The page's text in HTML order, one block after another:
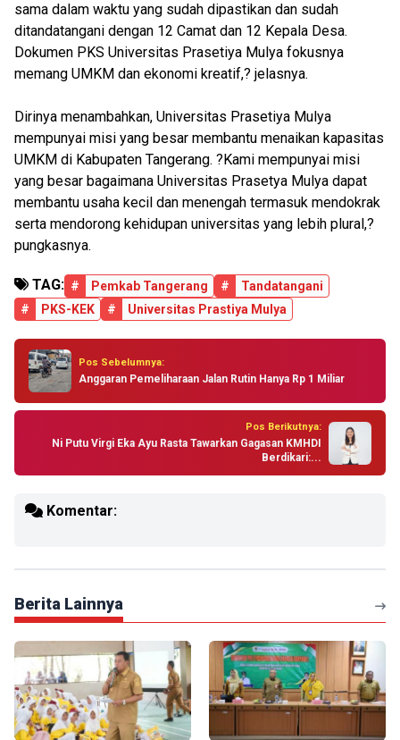
sama dalam waktu yang sudah dipastikan dan sudah
ditandatangani dengan 12 Camat dan 12 Kepala Desa.
Dokumen PKS Universitas Prasetiya Mulya fokusnya
memang UMKM dan ekonomi kreatif,? jelasnya.
Dirinya menambahkan, Universitas Prasetiya Mulya
mempunyai misi yang besar membantu menaikan kapasitas
UMKM di Kabupaten Tangerang. ?Kami mempunyai misi
yang besar bagaimana Universitas Prasetya Mulya dapat
membantu usaha kecil dan menengah termasuk mendokrak
serta mendorong kehidupan universitas yang lebih plural,?
pungkasnya.
TAG: # Pemkab Tangerang #
Tandatangani
#
PKS-KEK # Universitas Prastiya Mulya
Pos Sebelumnya:
Anggaran Pemeliharaan Jalan Rutin Hanya Rp 1 Miliar
Pos Berikutnya:
Ni Putu Virgi Eka Ayu Rasta Tawarkan Gagasan KMHDI
Berdikari:...
Komentar:
Berita Lainnya